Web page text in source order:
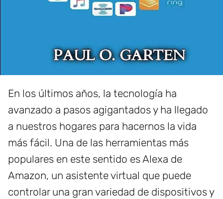
En los últimos años, la tecnología ha
avanzado a pasos agigantados y ha llegado
a nuestros hogares para hacernos la vida
más fácil. Una de las herramientas más
populares en este sentido es Alexa de
Amazon, un asistente virtual que puede
controlar una gran variedad de dispositivos y